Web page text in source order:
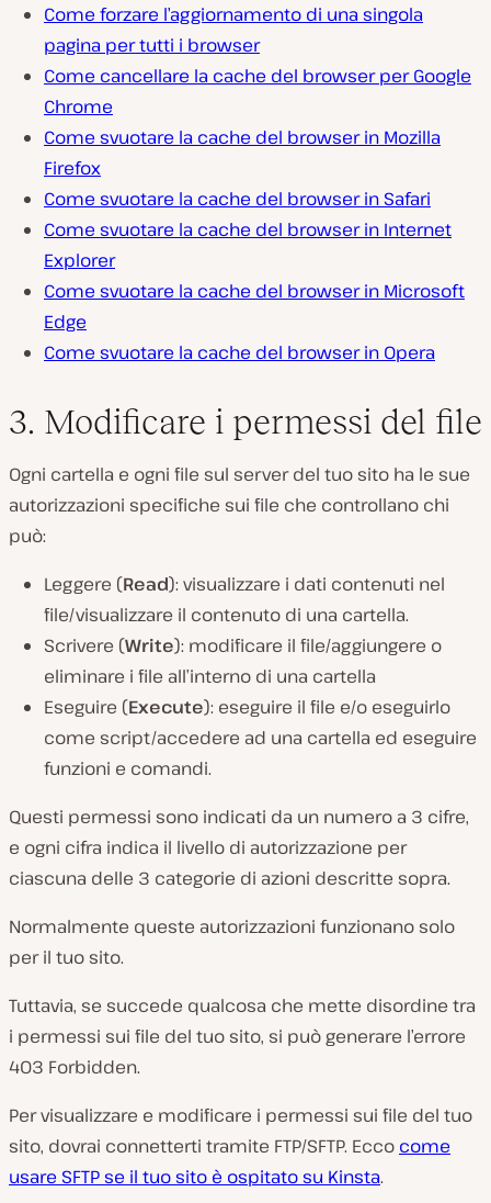
Come forzare l’aggiornamento di una singola
pagina per tutti i browser
Come cancellare la cache del browser per Google
Chrome
Come svuotare la cache del browser in Mozilla
Firefox
Come svuotare la cache del browser in Safari
Come svuotare la cache del browser in Internet
Explorer
Come svuotare la cache del browser in Microsoft
Edge
Come svuotare la cache del browser in Opera
3. Modificare i permessi del file
Ogni cartella e ogni file sul server del tuo sito ha le sue
autorizzazioni specifiche sui file che controllano chi
può:
Leggere (Read): visualizzare i dati contenuti nel
file/visualizzare il contenuto di una cartella.
Scrivere (Write): modificare il file/aggiungere o
eliminare i file all’interno di una cartella
Eseguire (Execute): eseguire il file e/o eseguirlo
come script/accedere ad una cartella ed eseguire
funzioni e comandi.
Questi permessi sono indicati da un numero a 3 cifre,
e ogni cifra indica il livello di autorizzazione per
ciascuna delle 3 categorie di azioni descritte sopra.
Normalmente queste autorizzazioni funzionano solo
per il tuo sito.
Tuttavia, se succede qualcosa che mette disordine tra
i permessi sui file del tuo sito, si può generare l’errore
403 Forbidden.
Per visualizzare e modificare i permessi sui file del tuo
sito, dovrai connetterti tramite FTP/SFTP. Ecco come
usare SFTP se il tuo sito è ospitato su Kinsta.